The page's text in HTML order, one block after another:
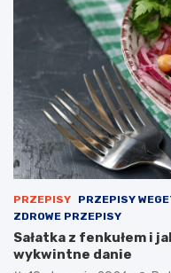
PRZEPISY PRZEPISY
ZDROWE PRZEPISY
Sałatka z fenkułem i
wykwintne danie